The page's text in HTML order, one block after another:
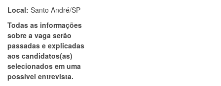
Local: Santo André/SP
Todas as informações
sobre a vaga serão
passadas e explicadas
aos candidatos(as)
selecionados em uma
possível entrevista.